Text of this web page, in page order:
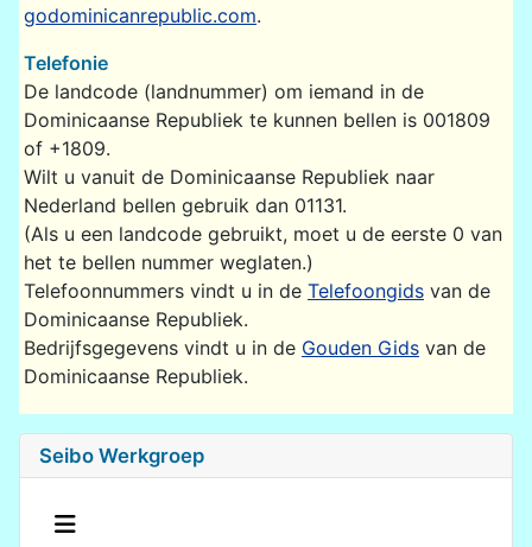
Seibo Werkgroep
godominicanrepublic.com.
Telefonie
De landcode (landnummer) om iemand in de
Dominicaanse Republiek te kunnen bellen is 001809
of +1809.
Wilt u vanuit de Dominicaanse Republiek naar
Nederland bellen gebruik dan 01131.
(Als u een landcode gebruikt, moet u de eerste 0 van
het te bellen nummer weglaten.)
Telefoonnummers vindt u in de Telefoongids van de
Dominicaanse Republiek.
Bedrijfsgegevens vindt u in de Gouden Gids van de
Dominicaanse Republiek.